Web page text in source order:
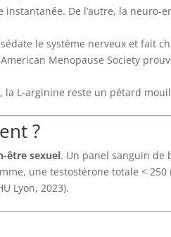
instantanée. De l’autre, la
le système nerveux et fait
Menopause Society
L-arginine reste un pétard
?
être sexuel. Un panel sanguin de
une testostérone totale <
Lyon, 2023).